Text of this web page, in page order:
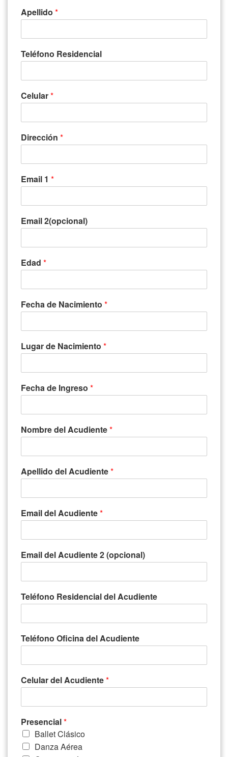
Apellido *
Teléfono Residencial
Celular*
Dirección *
Email 1 *
Email 2(opcional)
Edad *
Fecha de Nacimiento *
Lugar de Nacimiento *
Fecha de Ingreso *
Nombre del Acudiente*
Apellido del Acudiente*
Email del Acudiente*
Email del Acudiente 2 (opcional)
Teléfono Residencial del Acudiente
Teléfono Oficina del Acudiente
Celular del Acudiente*
Presencial*
Ballet Clásico
Danza Aérea